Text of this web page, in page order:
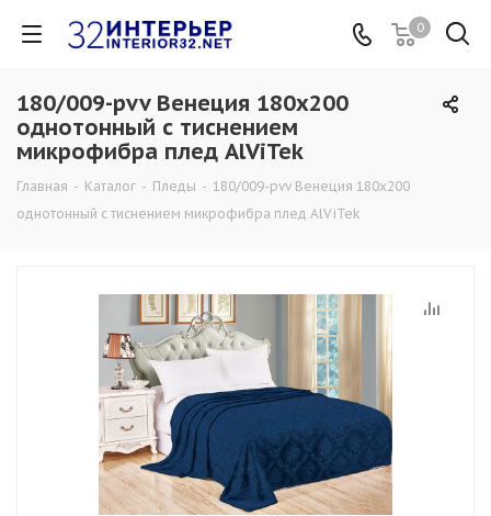
0
180/009-pvv Венеция 180х200
однотонный с тиснением
микрофибра плед AlViTek
Главная - Каталог - Пледы - 180/009-pvv Венеция 180х200
однотонный с тиснением микрофибра плед AlViTek